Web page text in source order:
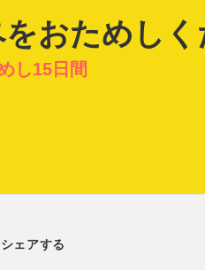
おためし
し15日間
ェアする